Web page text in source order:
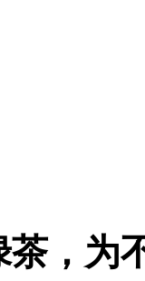
，为